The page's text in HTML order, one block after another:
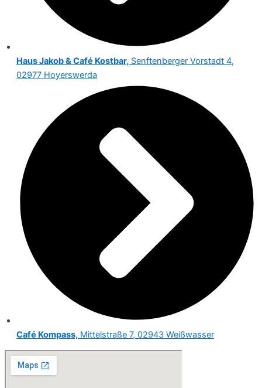
Haus Jakob & Café Kostbar, Senftenberger Vorstadt 4,
02977 Hoyerswerda
Café Kompass, Mittelstraße 7, 02943 Weißwasser